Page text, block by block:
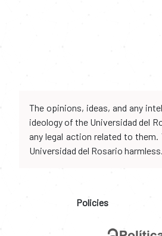
The opinions, ideas, and any
ideology of the Universidad del
any legal action related to
Universidad del Rosario harmless.
Policies